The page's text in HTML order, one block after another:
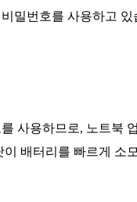
밀번호를 사용하고 있
사용하므로, 노트북
배터리를 빠르게 소